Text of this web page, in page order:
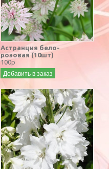
Астранция бело-
розовая (10шт)
100р
Добавить в заказ